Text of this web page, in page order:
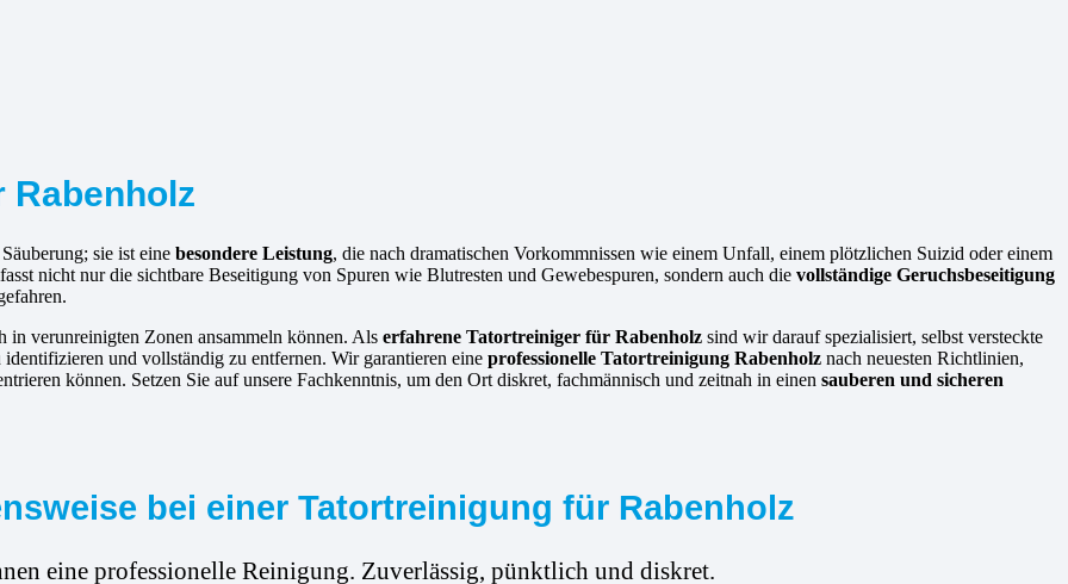
Rabenholz
sie ist eine besondere Leistung, die nach dramatischen Vorkommnissen wie einem Unfall, einem plötzlichen Suizid oder einem
nicht nur die sichtbare Beseitigung von Spuren wie Blutresten und Gewebespuren, sondern auch die vollständige Geruchsbeseitigung
in verunreinigten Zonen ansammeln können. Als erfahrene Tatortreiniger für Rabenholz sind wir darauf spezialisiert, selbst versteckte
und vollständig zu entfernen. Wir garantieren eine professionelle Tatortreinigung Rabenholz nach neuesten Richtlinien,
können. Setzen Sie auf unsere Fachkenntnis, um den Ort diskret, fachmännisch und zeitnah in einen sauberen und sicheren
bei einer Tatortreinigung für Rabenholz
eine professionelle Reinigung. Zuverlässig, pünktlich und diskret.